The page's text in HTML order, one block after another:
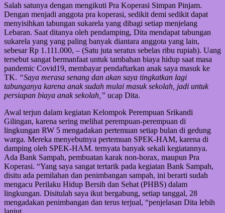
Salah satunya dengan mengikuti Pra Koperasi Simpan Pinjam.
Dengan menjadi anggota pra koperasi, sedikit demi sedikit dapat
menyisihkan tabungan sukarela yang dibagi setiap menjelang
Lebaran. Saat ditanya oleh pendamping, Dita mendapat tabungan
sukarela yang yang paling banyak diantara anggota yang lain,
sebesar Rp 1.111.000, – (Satu juta seratus sebelas ribu rupiah). Uang
tersebut sangat bermanfaat untuk tambahan biaya hidup saat masa
pandemic Covid19, membayar pendaftarkan anak saya masuk ke
TK. “Saya merasa senang dan akan saya tingkatkan lagi
tabunganya karena anak sudah mulai masuk sekolah, jadi untuk
persiapan biaya anak sekolah,” ucap Dita.
Awal terjun dalam kegiatan Kelompok Perempuan Srikandi
Gilingan, karena sering melihat perempuan-perempuan di
lingkungan RW 5 mengadakan pertemuan setiap bulan di gedung
warga. Mereka menyebutnya pertemuan SPEK-HAM, karena di
damping oleh SPEK-HAM. ternyata banyak sekali kegiatannya.
Ada Bank Sampah, pembuatan karak non-borax, maupun Pra
Koperasi. “Yang saya sangat tertarik pada kegiatan Bank Sampah,
disitu ada pemilahan dan penimbangan sampah, ini berarti sudah
mengacu Perilaku Hidup Bersih dan Sehat (PHBS) dalam
lingkungan. Disitulah saya ikut bergabung, setiap tanggal, 28
mengadakan penimbangan dan terus terjual, “penjelasan Dita lebih
lanjut.